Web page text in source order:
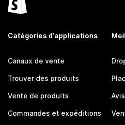
Catégories d’applications
Canaux de vente
Trouver des produits
Vente de produits
Commandes et expéditions